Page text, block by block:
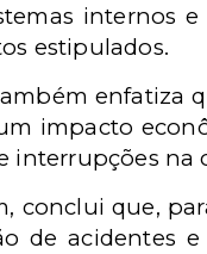
internos
estipulados.
enfatiza
impacto
interrupções na
conclui que,
de acidentes